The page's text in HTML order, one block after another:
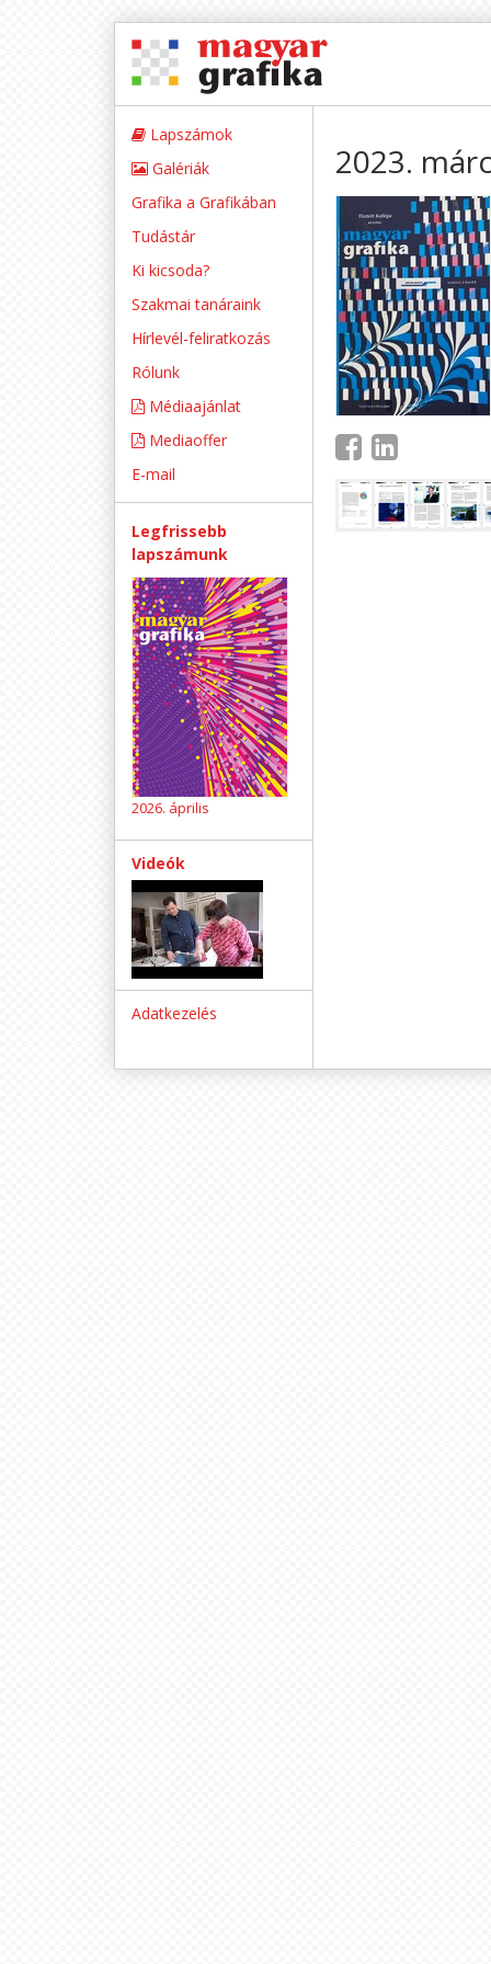
2023.
Lapszámok
Galériák
Grafika a Grafikában
Tudástár
Ki kicsoda?
Szakmai tanáraink
Hírlevél-feliratkozás
Rólunk
Médiaajánlat
Mediaoffer
E-mail
Legfrissebb
lapszámunk
2026. április
Videók
Adatkezelés